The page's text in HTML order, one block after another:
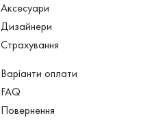
Аксесуари
Дизайнери
Страхування
Варіанти оплати
FAQ
Повернення